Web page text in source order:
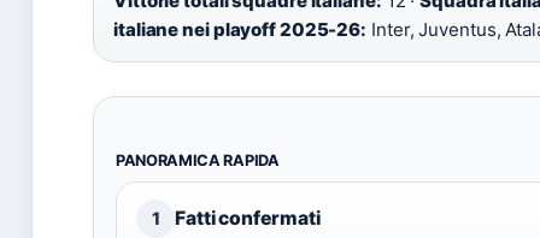
italiane nei playoff 2025-26: Inter, Juventus,
PANORAMICA RAPIDA
1 Fatti confermati